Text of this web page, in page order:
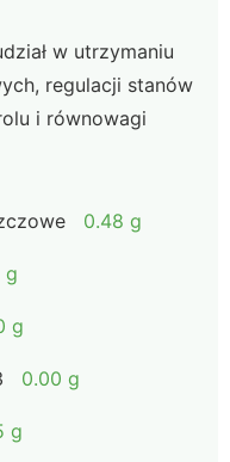
w utrzymaniu
regulacji stanów
i równowagi
0.48 g
g
g
0.00 g
g